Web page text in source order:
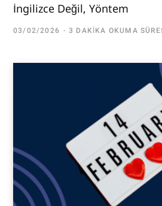
İngilizce Değil, Yöntem
03/02/2026 3 DAKIKA OKUMA